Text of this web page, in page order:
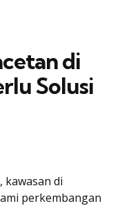
di
Solusi
kawasan di
perkembangan